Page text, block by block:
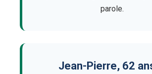
parole.
Jean-Pierre, 62